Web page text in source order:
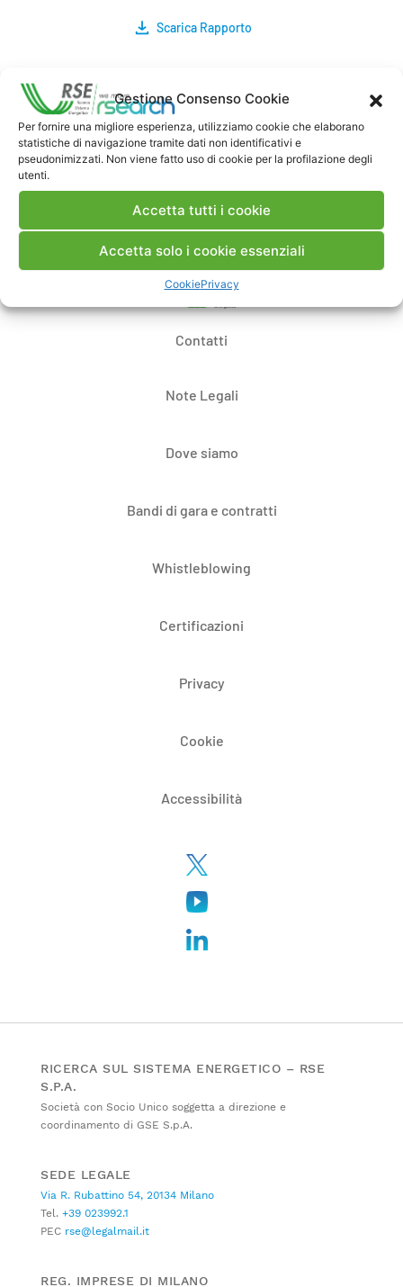
Gestione Consenso Cookie
Per fornire una migliore esperienza, utilizziamo cookie che elaborano
statistiche di navigazione tramite dati non identificativi e
pseudonimizzati. Non viene fatto uso di cookie per la profilazione degli
utenti.
Accetta tutti i cookie
Accetta solo i cookie essenziali
CookiePrivacy
Scarica Rapporto
Commenti
Pubblica un commento
Contatti
Note Legali
Dove siamo
Bandi di gara e contratti
Whistleblowing
Certificazioni
Privacy
Cookie
Accessibilità
RICERCA SUL SISTEMA ENERGETICO – RSE
S.P.A.
Società con Socio Unico soggetta a direzione e
coordinamento di GSE S.p.A.
SEDE LEGALE
Via R. Rubattino 54, 20134 Milano
Tel. +39 023992.1
PEC rse@legalmail.it
REG. IMPRESE DI MILANO